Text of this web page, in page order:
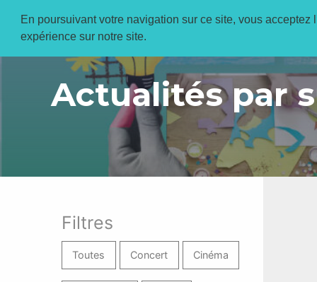
En poursuivant votre navigation sur ce site, vous
expérience sur notre site.
Actualités par
Filtres
Toutes Concert Cinéma